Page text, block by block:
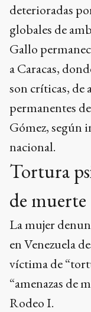
deterioradas
globales de
Gallo
a Caracas,
son críticas, de
permanentes
Gómez, según
nacional.
Tortura
de muerte
La mujer
en Venezuela
víctima de
“amenazas de
Rodeo I.